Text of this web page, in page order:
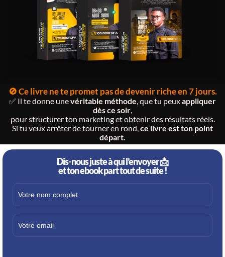
🚫 Ce livre ne te promet pas de devenir riche en 7 jours.
✅ Il te donne unevéritable méthode, que tu peuxappliquer
dès ce soir,
pour structurer ton marketing et obtenir des résultats réels.
Si tu veux arrêter de tourner en rond,ce livre est ton point
départ.
Dis-nous juste à qui l’envoyer 📩
et ton ebook part tout de suite !